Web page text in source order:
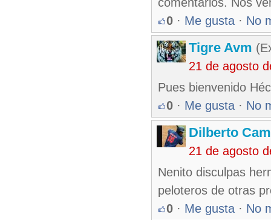
0 · Me gusta · No
Tigre Avm
21 de agosto
Pues bienvenido
0 · Me gusta · No
Dilberto
21 de agosto
Nenito disculpas
peloteros de otras
0 · Me gusta · No